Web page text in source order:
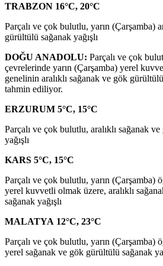
TRABZON 16°C, 20°C
Parçalı ve çok bulutlu, yarın (Çarşamba)
gürültülü sağanak yağışlı
DOĞU ANADOLU: Parçalı ve çok
çevrelerinde yarın (Çarşamba) yerel
genelinin aralıklı sağanak ve gök
tahmin ediliyor.
ERZURUM 5°C, 15°C
Parçalı ve çok bulutlu, aralıklı sağanak
yağışlı
KARS 5°C, 15°C
Parçalı ve çok bulutlu, yarın (Çarşamba)
yerel kuvvetli olmak üzere, aralıklı
sağanak yağışlı
MALATYA 12°C, 23°C
Parçalı ve çok bulutlu, yarın (Çarşamba)
yerel sağanak ve gök gürültülü sağanak